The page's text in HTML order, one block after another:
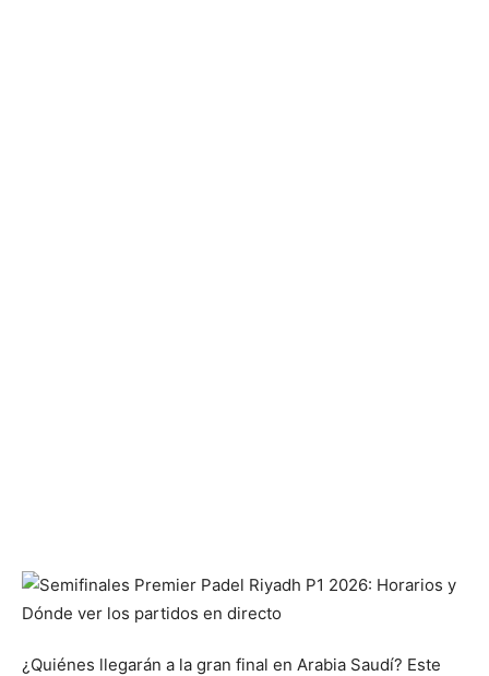
¿Quiénes llegarán a la gran final en Arabia Saudí? Este